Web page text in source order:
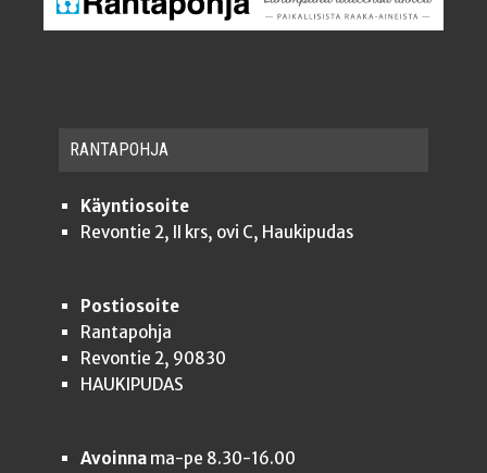
RAN­TA­POH­JA
Käyntiosoite
Revontie 2, II krs, ovi C, Haukipudas
Postiosoite
Rantapohja
Revontie 2, 90830
HAUKIPUDAS
Avoinnama-pe 8.30-16.00